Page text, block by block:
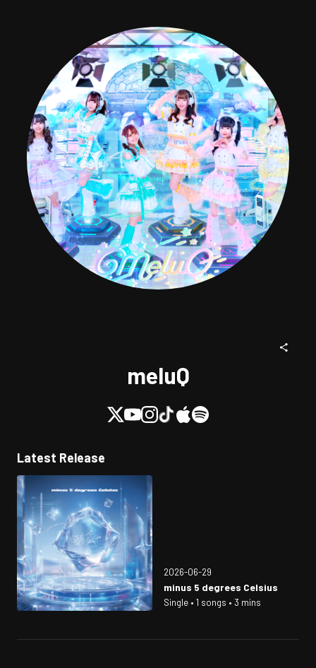
meluQ
Latest Release
2026-06-29
minus 5 degrees Celsius
Single • 1 songs • 3 mins